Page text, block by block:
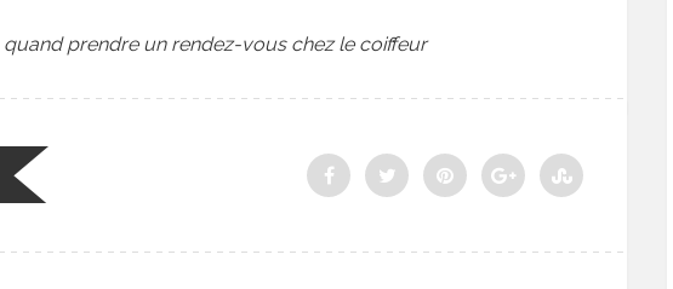
quand prendre un rendez-vous chez le coiffeur